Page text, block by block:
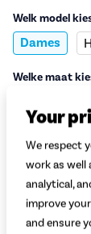
Welk model
Dames
Welke maat
150 - 155 cm
Maat 64
186 - 195 cm
Welke accu
400 Wh
50 - 110 km
Your
We respect
work as well
analytical,
improve
and ensure